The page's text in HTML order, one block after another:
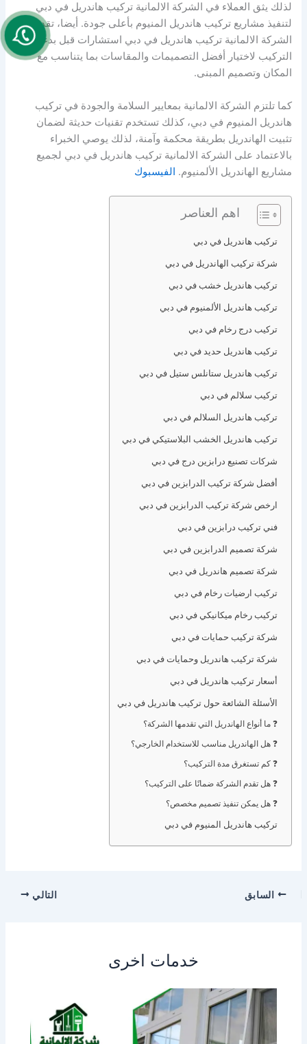
لذلك يثق العملاء في الشركة الالمانية تركيب هاندريل في دبي
لتنفيذ مشاريع تركيب هاندريل المنيوم بأعلى جودة. أيضا، تقدم
الشركة الالمانية تركيب هاندريل في دبي استشارات قبل بدء
التركيب لاختيار أفضل التصميمات والمقاسات بما يتناسب مع
المكان وتصميم المبنى.
كما تلتزم الشركة الالمانية بمعايير السلامة والجودة في تركيب
هاندريل المنيوم في دبي، كذلك تستخدم تقنيات حديثة لضمان
تثبيت الهاندريل بطريقة محكمة وآمنة، لذلك يوصي الخبراء
بالاعتماد على الشركة الالمانية تركيب هاندريل في دبي لجميع
مشاريع الهاندريل الألمنيوم. الفيسبوك
اهم العناصر
تركيب هاندريل في دبي
شركة تركيب الهاندريل في دبي
تركيب هاندريل خشب في دبي
تركيب هاندريل الألمنيوم في دبي
تركيب درج رخام في دبي
تركيب هاندريل حديد في دبي
تركيب هاندريل ستانلس ستيل في دبي
تركيب سلالم في دبي
تركيب هاندريل السلالم في دبي
تركيب هاندريل الخشب البلاستيكي في دبي
شركات تصنيع درابزين درج في دبي
أفضل شركة تركيب الدرابزين في دبي
ارخص شركة تركيب الدرابزين في دبي
فني تركيب درابزين في دبي
شركة تصميم الدرابزين في دبي
شركة تصميم هاندريل في دبي
تركيب ارضيات رخام في دبي
تركيب رخام ميكانيكي في دبي
شركة تركيب حمايات في دبي
شركة تركيب هاندريل وحمايات في دبي
أسعار تركيب هاندريل في دبي
الأسئلة الشائعة حول تركيب هاندريل في دبي
❓ ما أنواع الهاندريل التي تقدمها الشركة؟
❓ هل الهاندريل مناسب للاستخدام الخارجي؟
❓ كم تستغرق مدة التركيب؟
❓ هل تقدم الشركة ضمانًا على التركيب؟
❓ هل يمكن تنفيذ تصميم مخصص؟
تركيب هاندريل المنيوم في دبي
السابق التالي
خدمات اخرى